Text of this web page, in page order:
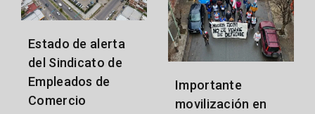
Estado de alerta
del Sindicato de
Empleados de
Comercio
Importante
movilización en